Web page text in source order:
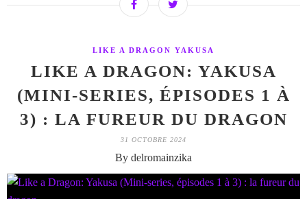
LIKE A DRAGON YAKUSA
LIKE A DRAGON: YAKUSA
(MINI-SERIES, ÉPISODES 1 À
3) : LA FUREUR DU DRAGON
31 OCTOBRE 2024
By delromainzika